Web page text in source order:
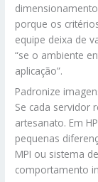
porque os
equipe deixa de
“se o ambiente
aplicação”.
Padronize
Se cada servidor
artesanato. Em
pequenas
MPI ou sistema
comportamento